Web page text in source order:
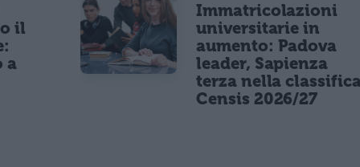
il
a
Immatricolazioni
universitarie in
aumento: Padova
leader, Sapienza
terza nella
Censis 2026/27